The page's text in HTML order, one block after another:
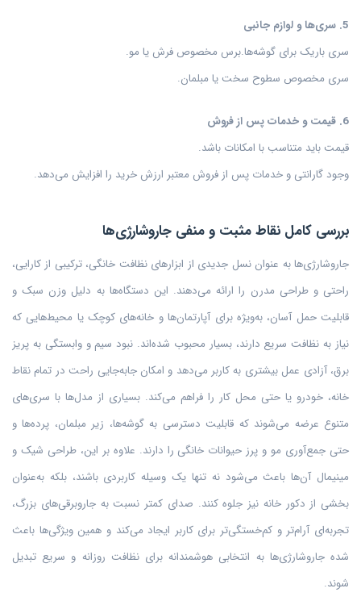
5. سری‌ها و لوازم جانبی
سری باریک برای گوشه‌ها.برس مخصوص فرش یا مو.
سری مخصوص سطوح سخت یا مبلمان.
6. قیمت و خدمات پس از فروش
قیمت باید متناسب با امکانات باشد.
وجود گارانتی و خدمات پس از فروش معتبر ارزش خرید را افزایش می‌دهد.
بررسی کامل نقاط مثبت و منفی جاروشارژی‌ها
جاروشارژی‌ها به عنوان نسل جدیدی از ابزارهای نظافت خانگی، ترکیبی از کارایی،
راحتی و طراحی مدرن را ارائه می‌دهند. این دستگاه‌ها به دلیل وزن سبک و
قابلیت حمل آسان، به‌ویژه برای آپارتمان‌ها و خانه‌های کوچک یا محیط‌هایی که
نیاز به نظافت سریع دارند، بسیار محبوب شده‌اند. نبود سیم و وابستگی به پریز
برق، آزادی عمل بیشتری به کاربر می‌دهد و امکان جابه‌جایی راحت در تمام نقاط
خانه، خودرو یا حتی محل کار را فراهم می‌کند. بسیاری از مدل‌ها با سری‌های
متنوع عرضه می‌شوند که قابلیت دسترسی به گوشه‌ها، زیر مبلمان، پرده‌ها و
حتی جمع‌آوری مو و پرز حیوانات خانگی را دارند. علاوه بر این، طراحی شیک و
مینیمال آن‌ها باعث می‌شود نه تنها یک وسیله کاربردی باشند، بلکه به‌عنوان
بخشی از دکور خانه نیز جلوه کنند. صدای کمتر نسبت به جاروبرقی‌های بزرگ،
تجربه‌ای آرام‌تر و کم‌خستگی‌تر برای کاربر ایجاد می‌کند و همین ویژگی‌ها باعث
شده جاروشارژی‌ها به انتخابی هوشمندانه برای نظافت روزانه و سریع تبدیل
شوند.